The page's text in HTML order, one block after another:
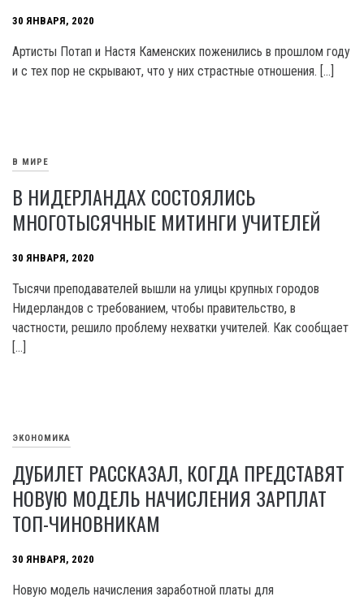
30 ЯНВАРЯ, 2020
Артисты Потап и Настя Каменских поженились в прошлом году
и с тех пор не скрывают, что у них страстные отношения. […]
В МИРЕ
В НИДЕРЛАНДАХ СОСТОЯЛИСЬ
МНОГОТЫСЯЧНЫЕ МИТИНГИ УЧИТЕЛЕЙ
30 ЯНВАРЯ, 2020
Тысячи преподавателей вышли на улицы крупных городов
Нидерландов с требованием, чтобы правительство, в
частности, решило проблему нехватки учителей. Как сообщает
[…]
ЭКОНОМИКА
ДУБИЛЕТ РАССКАЗАЛ, КОГДА ПРЕДСТАВЯТ
НОВУЮ МОДЕЛЬ НАЧИСЛЕНИЯ ЗАРПЛАТ
ТОП-ЧИНОВНИКАМ
30 ЯНВАРЯ, 2020
Новую модель начисления заработной платы для